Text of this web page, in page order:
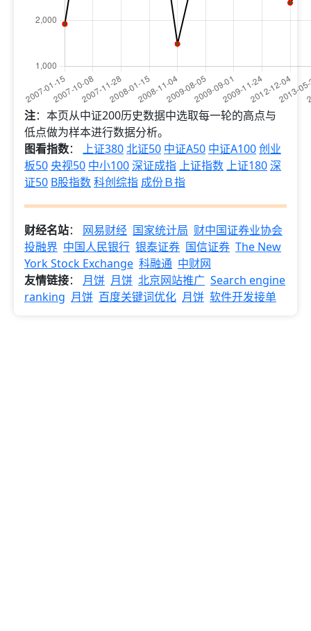
注：本页从中证200历史数据中选取每一轮的高点与
低点做为样本进行数据分析。
图看指数： 上证380北证50 中证A50 中证A100创业
板50央视50 中小100深证成指 上证指数 上证180深
证50 B股指数科创综指 成份Ｂ指
财经名站： 网易财经 国家统计局 财中国证券业协会
投融界 中国人民银行 银泰证券 国信证券 The New
York Stock Exchange 科融通 中财网
友情链接： 月饼 月饼 北京网站推广 Search engine
ranking 月饼 百度关键词优化 月饼 软件开发接单